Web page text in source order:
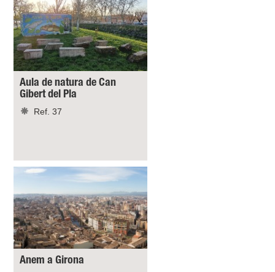
Aula de natura de Can
Gibert del Pla
Ref. 37
Anem a Girona